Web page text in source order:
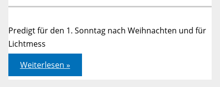
Predigt für den 1. Sonntag nach Weihnachten und für
Lichtmess
Lukas
02,22-
38
Weiterlesen »